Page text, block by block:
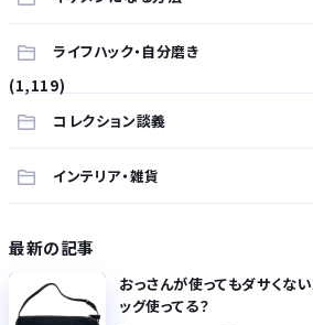
ライフハック・自分磨き
(1,119)
コレクション談義
インテリア・雑貨
最新の記事
おっさんが使ってもダサくな
ッグ使ってる？